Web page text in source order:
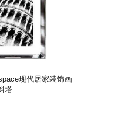
现代居家装饰画
塔